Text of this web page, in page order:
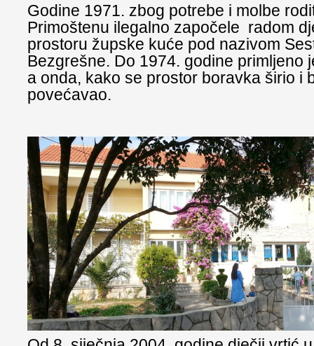
Godine 1971. zbog potrebe i molbe
Primoštenu ilegalno započele radom
prostoru župske kuće pod nazivom
Bezgrešne. Do 1974. godine primljeno
a onda, kako se prostor boravka širio i
povećavao.